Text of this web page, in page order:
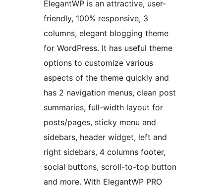
ElegantWP is an attractive, user-
friendly, 100% responsive, 3
columns, elegant blogging theme
for WordPress. It has useful theme
options to customize various
aspects of the theme quickly and
has 2 navigation menus, clean post
summaries, full-width layout for
posts/pages, sticky menu and
sidebars, header widget, left and
right sidebars, 4 columns footer,
social buttons, scroll-to-top button
and more. With ElegantWP PRO